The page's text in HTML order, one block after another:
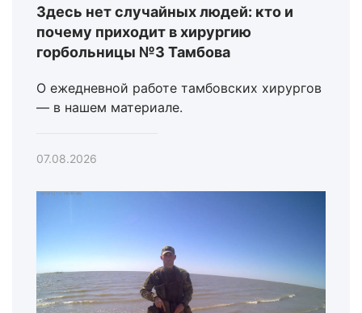
Здесь нет случайных людей: кто и
почему приходит в хирургию
горбольницы №3 Тамбова
О ежедневной работе тамбовских хирургов
— в нашем материале.
07.08.2026